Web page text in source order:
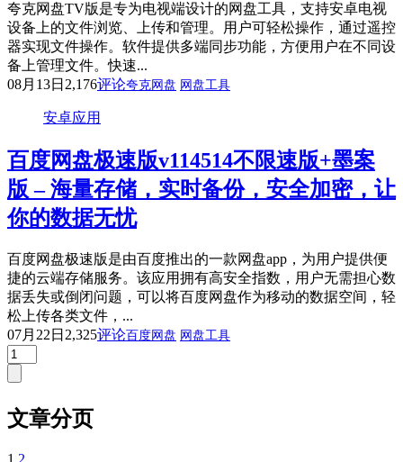
夸克网盘TV版是专为电视端设计的网盘工具，支持安卓电视
设备上的文件浏览、上传和管理。用户可轻松操作，通过遥控
器实现文件操作。软件提供多端同步功能，方便用户在不同设
备上管理文件。快速...
08月13日 2,176评论夸克网盘 网盘工具
安卓应用
百度网盘极速版v114514不限速版+墨案
版 – 海量存储，实时备份，安全加密，让
你的数据无忧
百度网盘极速版是由百度推出的一款网盘app，为用户提供便
捷的云端存储服务。该应用拥有高安全指数，用户无需担心数
据丢失或倒闭问题，可以将百度网盘作为移动的数据空间，轻
松上传各类文件，...
07月22日 2,325评论百度网盘 网盘工具
文章分页
1 2